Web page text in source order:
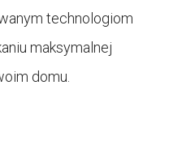
technologiom
maksymalnej
domu.